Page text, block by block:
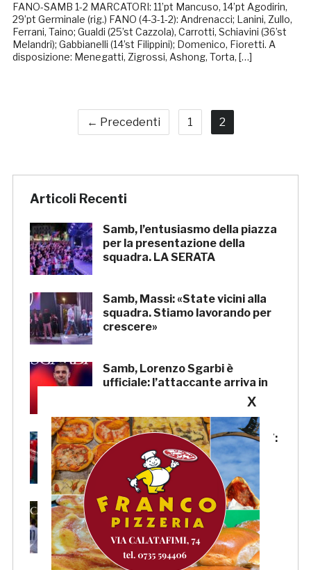
FANO-SAMB 1-2 MARCATORI: 11’pt Mancuso, 14’pt Agodirin,
29’pt Germinale (rig.) FANO (4-3-1-2): Andrenacci; Lanini, Zullo,
Ferrani, Taino; Gualdi (25’st Cazzola), Carrotti, Schiavini (36’st
Melandri); Gabbianelli (14’st Filippini); Domenico, Fioretti. A
disposizione: Menegatti, Zigrossi, Ashong, Torta, […]
← Precedenti 1 2
Articoli Recenti
Samb, l’entusiasmo della piazza
per la presentazione della
squadra. LA SERATA
Samb, Massi: «State vicini alla
squadra. Stiamo lavorando per
crescere»
Samb, Lorenzo Sgarbi è
ufficiale: l’attaccante arriva in
Samb, la maglia Home 2026/27:
«Il sale sulla pelle, l’ardore negli
Primavera 4, il calendario della
Samb: Folgore Caratese
all’esordio, prima trasferta a
Forlì
X